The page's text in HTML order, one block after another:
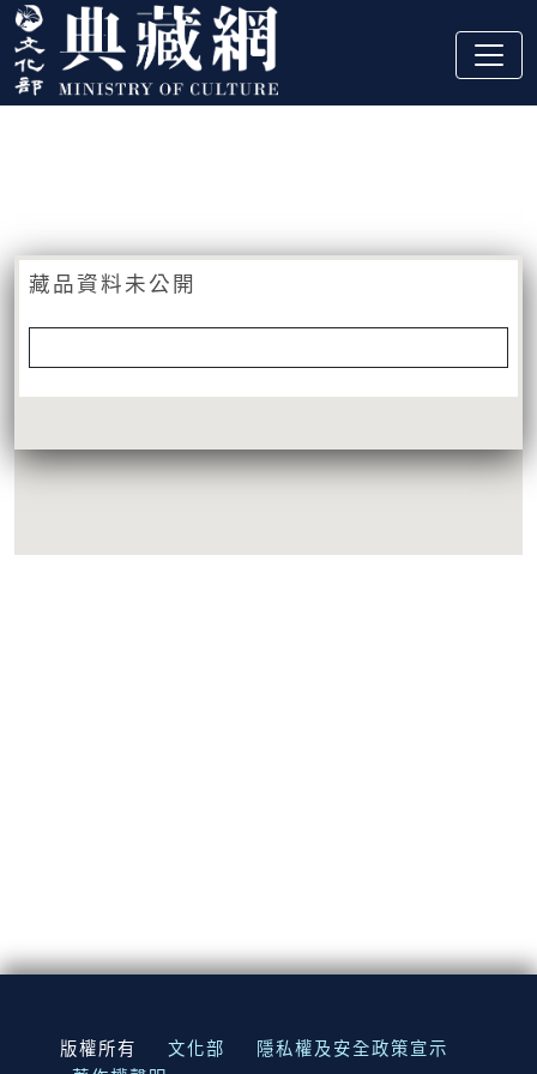
跳到主要內容
:::
藏品資料未公開
:::
版權所有 文化部
隱私權及安全政策宣示